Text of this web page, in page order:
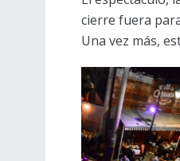
cierre fuera
Una vez más,